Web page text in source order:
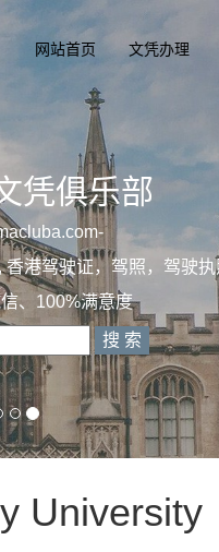
网站首页 文凭办理
办理
University